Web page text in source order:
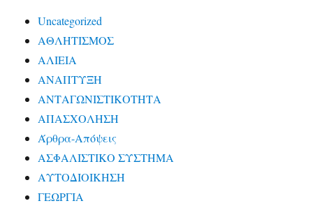
Uncategorized
ΑΘΛΗΤΙΣΜΟΣ
ΑΛΙΕΙΑ
ΑΝΑΠΤΥΞΗ
ΑΝΤΑΓΩΝΙΣΤΙΚΟΤΗΤΑ
ΑΠΑΣΧΟΛΗΣΗ
Άρθρα-Απόψεις
ΑΣΦΑΛΙΣΤΙΚΟ ΣΥΣΤΗΜΑ
ΑΥΤΟΔΙΟΙΚΗΣΗ
ΓΕΩΡΓΙΑ